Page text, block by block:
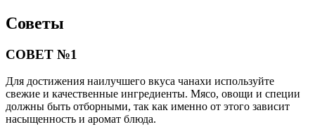
Советы
СОВЕТ №1
Для достижения наилучшего вкуса чанахи используйте
свежие и качественные ингредиенты. Мясо, овощи и специи
должны быть отборными, так как именно от этого зависит
насыщенность и аромат блюда.